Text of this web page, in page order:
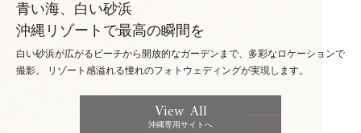
青い海、白い砂浜
沖縄リゾートで最高の瞬間を
白い砂浜が広がるビーチから開放的なガーデンまで、多彩なロケーションで
撮影。
リゾート感溢れる憧れのフォトウェディングが実現します。
View All
沖縄専用サイトへ